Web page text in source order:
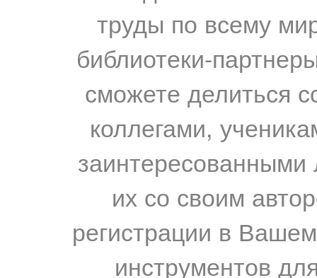
труды по всему
библиотеки-
сможете делиться
коллегами,
их со своим
регистрации в
инструментов